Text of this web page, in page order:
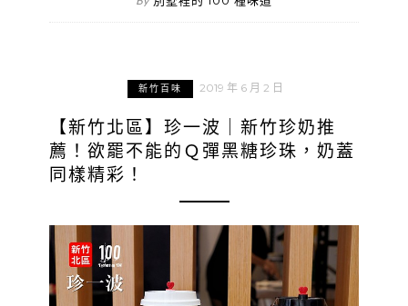
新竹百味 2019 年 6 月 2 日
【新竹北區】珍一波｜新竹珍奶推
薦！欲罷不能的Ｑ彈黑糖珍珠，奶蓋
同樣精彩！